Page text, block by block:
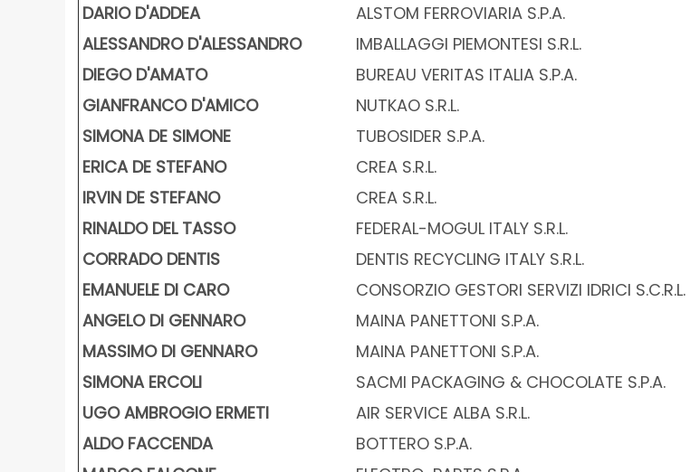
DARIO D'ADDEA
ALSTOM FERROVIARIA S.P.A.
ALESSANDRO D'ALESSANDRO
IMBALLAGGI PIEMONTESI S.R.L.
DIEGO D'AMATO
BUREAU VERITAS ITALIA S.P.A.
GIANFRANCO D'AMICO
NUTKAO S.R.L.
SIMONA DE SIMONE
TUBOSIDER S.P.A.
ERICA DE STEFANO
CREA S.R.L.
IRVIN DE STEFANO
CREA S.R.L.
RINALDO DEL TASSO
FEDERAL-MOGUL ITALY S.R.L.
CORRADO DENTIS
DENTIS RECYCLING ITALY S.R.L.
EMANUELE DI CARO
CONSORZIO GESTORI SERVIZI IDRICI S.C.R.L.
ANGELO DI GENNARO
MAINA PANETTONI S.P.A.
MASSIMO DI GENNARO
MAINA PANETTONI S.P.A.
SIMONA ERCOLI
SACMI PACKAGING & CHOCOLATE S.P.A.
UGO AMBROGIO ERMETI
AIR SERVICE ALBA S.R.L.
ALDO FACCENDA
BOTTERO S.P.A.